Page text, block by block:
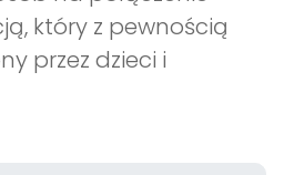
który z pewnością
przez dzieci i